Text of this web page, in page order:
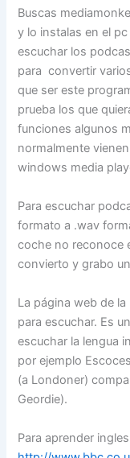
Buscas
y lo instalas en el
escuchar los
para convertir
que ser este
prueba los que
funciones algunos
normalmente
windows media
Para escuchar
formato a .wav
coche no reconoce
convierto y grabo
La página web de
para escuchar. Es
escuchar la lengua
por ejemplo
(a Londoner)
Geordie).
Para aprender